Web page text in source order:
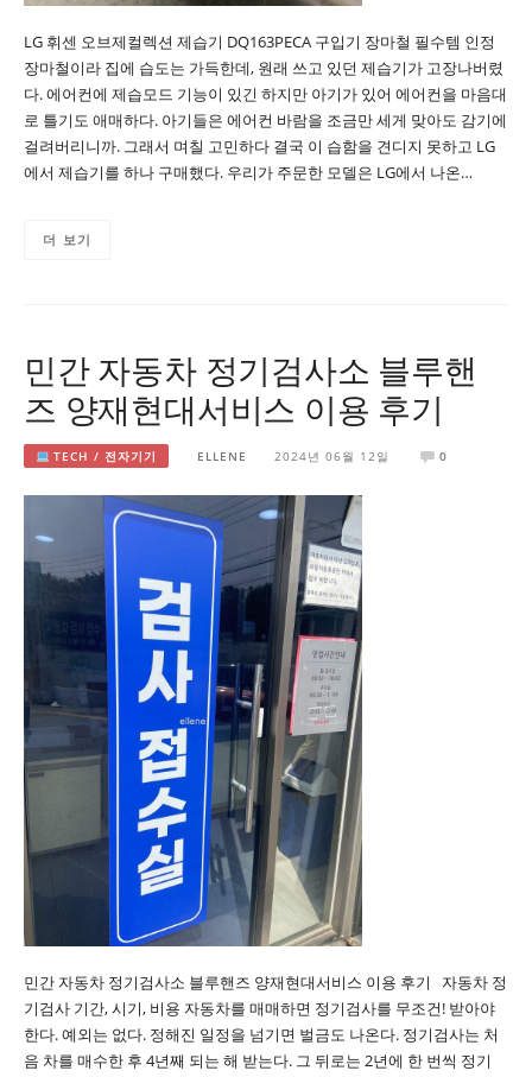
LG 휘센 오브제컬렉션 제습기 DQ163PECA 구입기 장마철 필수템 인정
장마철이라 집에 습도는 가득한데, 원래 쓰고 있던 제습기가 고장나버렸
다. 에어컨에 제습모드 기능이 있긴 하지만 아기가 있어 에어컨을 마음대
로 틀기도 애매하다. 아기들은 에어컨 바람을 조금만 세게 맞아도 감기에
걸려버리니까. 그래서 며칠 고민하다 결국 이 습함을 견디지 못하고 LG
에서 제습기를 하나 구매했다. 우리가 주문한 모델은 LG에서 나온…
더 보기
민간 자동차 정기검사소 블루핸
즈 양재현대서비스 이용 후기
TECH / 전자기기 ELLENE 2024년 06월 12일 0
민간 자동차 정기검사소 블루핸즈 양재현대서비스 이용 후기 자동차 정
기검사 기간, 시기, 비용 자동차를 매매하면 정기검사를 무조건! 받아야
한다. 예외는 없다. 정해진 일정을 넘기면 벌금도 나온다. 정기검사는 처
음 차를 매수한 후 4년째 되는 해 받는다. 그 뒤로는 2년에 한 번씩 정기